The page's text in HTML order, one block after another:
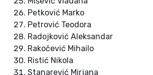
Petković Marko
Petrović Teodora
Radojković Aleksandar
Rakočević Mihailo
Ristić Nikola
Stanarević Mirjana